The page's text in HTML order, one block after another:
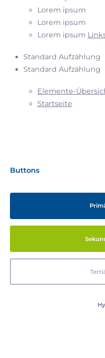
Lorem ipsum
Lorem ipsum
Lorem ipsum
Standard Aufzählung
Standard Aufzählung
Elemente-
Startseite
Buttons